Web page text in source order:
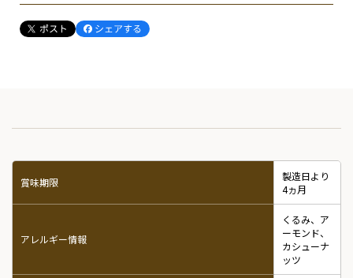
賞味期限
製造日より
4ヵ月
アレルギー情報
くるみ、ア
ーモンド、
カシューナ
ッツ